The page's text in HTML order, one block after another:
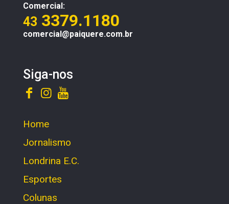
Comercial:
43 3379.1180
comercial@paiquere.com.br
Siga-nos
Home
Jornalismo
Londrina E.C.
Esportes
Colunas